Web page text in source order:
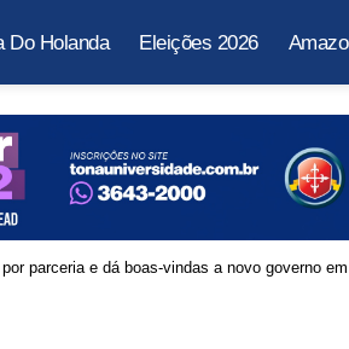
Do Holanda Eleições 2026
parceria e dá boas-vindas a novo governo em